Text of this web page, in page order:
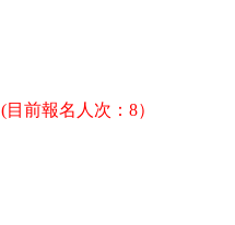
(目前報名人次：8）